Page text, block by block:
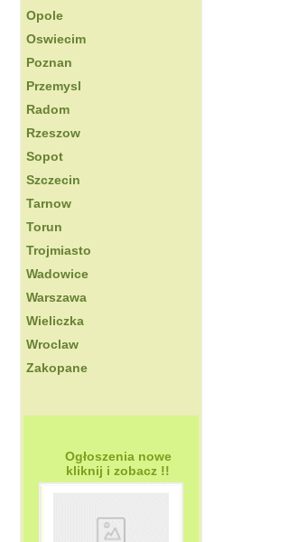
Opole
Oswiecim
Poznan
Przemysl
Radom
Rzeszow
Sopot
Szczecin
Tarnow
Torun
Trojmiasto
Wadowice
Warszawa
Wieliczka
Wroclaw
Zakopane
Ogłoszenia nowe
kliknij i zobacz !!